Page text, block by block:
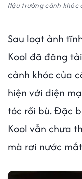
Hậu trường cảnh khóc
Sau loạt ảnh
Kool đã đăng
cảnh khóc của
hiện với diện
tóc rối bù. Đặc
Kool vẫn chưa
mà rơi nước